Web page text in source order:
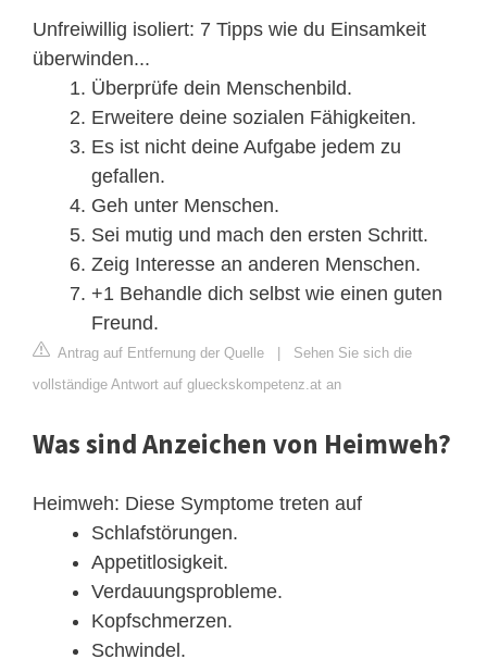
Unfreiwillig isoliert: 7 Tipps wie du Einsamkeit
überwinden...
Überprüfe dein Menschenbild.
Erweitere deine sozialen Fähigkeiten.
Es ist nicht deine Aufgabe jedem zu
gefallen.
Geh unter Menschen.
Sei mutig und mach den ersten Schritt.
Zeig Interesse an anderen Menschen.
+1 Behandle dich selbst wie einen guten
Freund.
Antrag auf Entfernung der Quelle | Sehen Sie sich die
vollständige Antwort auf glueckskompetenz.at an
Was sind Anzeichen von Heimweh?
Heimweh: Diese Symptome treten auf
Schlafstörungen.
Appetitlosigkeit.
Verdauungsprobleme.
Kopfschmerzen.
Schwindel.